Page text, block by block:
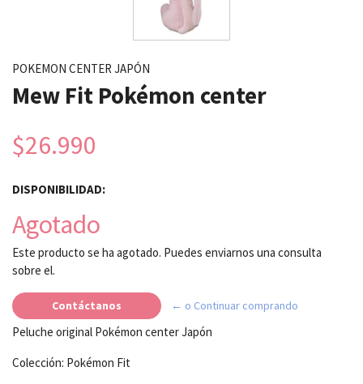
POKEMON CENTER JAPÓN
Mew Fit Pokémon center
$26.990
DISPONIBILIDAD:
Agotado
Este producto se ha agotado. Puedes enviarnos una consulta
sobre el.
Contáctanos ← o Continuar comprando
Peluche original Pokémon center Japón
Colección: Pokémon Fit